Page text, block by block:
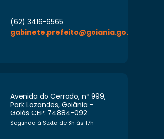
(62) 3416-6565
gabinete.prefeito@goiania.go.gov.br
Avenida do Cerrado, nº 999,
Park Lozandes, Goiânia -
Goiás CEP: 74884-092
Segunda à Sexta de 8h às 17h